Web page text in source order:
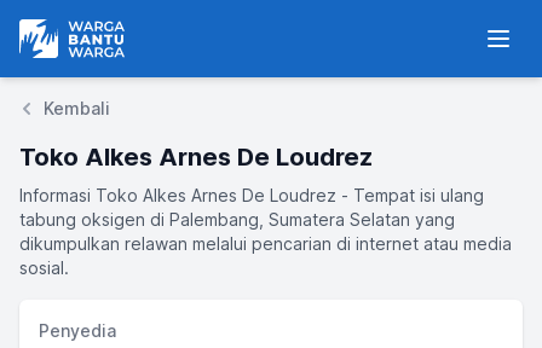
Warga Bantu Warga
Kembali
Toko Alkes Arnes De Loudrez
Informasi Toko Alkes Arnes De Loudrez - Tempat isi ulang
tabung oksigen di Palembang, Sumatera Selatan yang
dikumpulkan relawan melalui pencarian di internet atau media
sosial.
Penyedia